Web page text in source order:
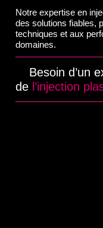
Notre expertise en
des solutions fiables,
techniques et aux
domaines.
Besoin d’un
de l’injection